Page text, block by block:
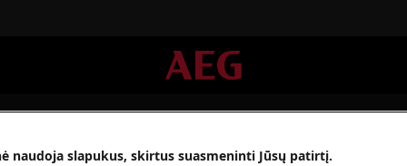
naudoja slapukus, skirtus suasmeninti Jūsų patirtį.